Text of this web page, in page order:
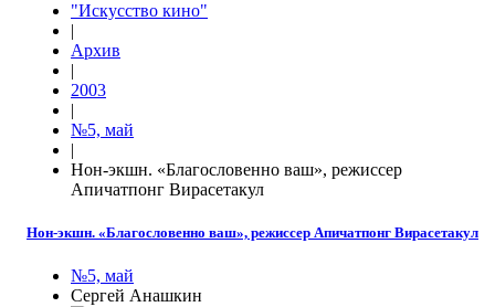
"Искусство кино"
|
Архив
|
2003
|
№5, май
|
Нон-экшн. «Благословенно ваш», режиссер
Апичатпонг Вирасетакул
Нон-экшн. «Благословенно ваш», режиссер Апичатпонг Вирасетакул
№5, май
Сергей Анашкин